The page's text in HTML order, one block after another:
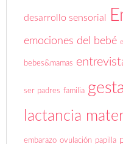
emociones del bebé
bebes&mamas entrevista
ser padres familia
lactancia
embarazo ovulación papilla